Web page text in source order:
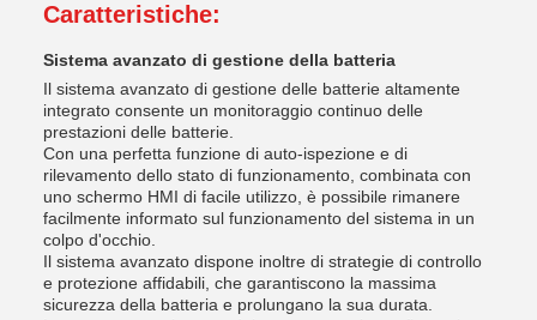
Caratteristiche:
Sistema avanzato di gestione della batteria
Il sistema avanzato di gestione delle batterie altamente
integrato consente un monitoraggio continuo delle
prestazioni delle batterie.
Con una perfetta funzione di auto-ispezione e di
rilevamento dello stato di funzionamento, combinata con
uno schermo HMI di facile utilizzo, è possibile rimanere
facilmente informato sul funzionamento del sistema in un
colpo d'occhio.
Il sistema avanzato dispone inoltre di strategie di controllo
e protezione affidabili, che garantiscono la massima
sicurezza della batteria e prolungano la sua durata.